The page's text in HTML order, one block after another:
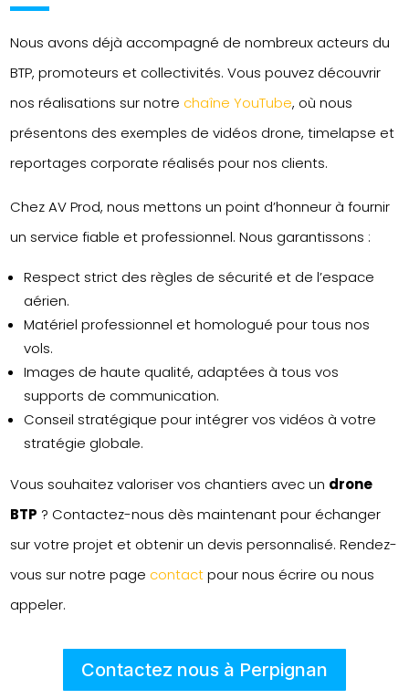
Nous avons déjà accompagné de nombreux acteurs du
BTP, promoteurs et collectivités. Vous pouvez découvrir
nos réalisations sur notre chaîne YouTube, où nous
présentons des exemples de vidéos drone, timelapse et
reportages corporate réalisés pour nos clients.
Chez AV Prod, nous mettons un point d’honneur à fournir
un service fiable et professionnel. Nous garantissons :
Respect strict des règles de sécurité et de l’espace
aérien.
Matériel professionnel et homologué pour tous nos
vols.
Images de haute qualité, adaptées à tous vos
supports de communication.
Conseil stratégique pour intégrer vos vidéos à votre
stratégie globale.
Vous souhaitez valoriser vos chantiers avec un drone
BTP ? Contactez-nous dès maintenant pour échanger
sur votre projet et obtenir un devis personnalisé. Rendez-
vous sur notre page contactpour nous écrire ou nous
appeler.
Contactez nous à Perpignan